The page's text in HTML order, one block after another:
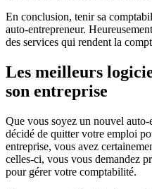
En conclusion, tenir sa
auto-entrepreneur.
des services qui rendent la
Les meilleurs
son entreprise
Que vous soyez un nouvel
décidé de quitter votre emploi
entreprise, vous avez
celles-ci, vous vous demandez
pour gérer votre comptabilité.